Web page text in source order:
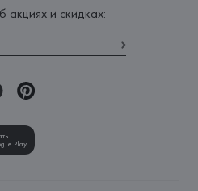
акциях и скидках:
Play